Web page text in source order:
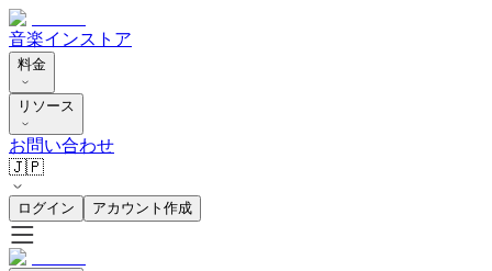
音楽インストア
料金
リソース
お問い合わせ
🇯🇵
ログイン アカウント作成